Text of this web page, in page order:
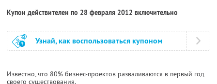
Купон действителен по 28 февраля 2012 включительно
Узнай, как воспользоваться купоном
Известно, что 80% бизнес-проектов разваливаются в первый год
своего существования.